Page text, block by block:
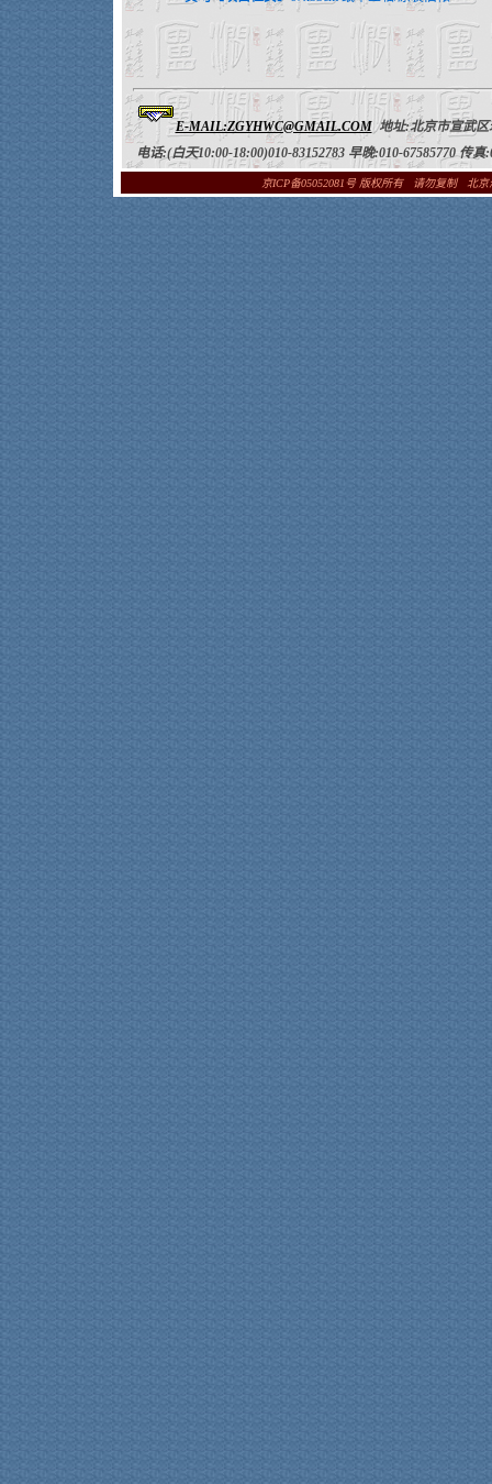
E-MAIL:ZGYHWC@GMAIL.COM 地址:北京市宣武区
电话:(白天10:00-18:00)010-83152783 早晚:010-67585770 传真
京ICP备05052081号 版权所有 请勿复制 北京